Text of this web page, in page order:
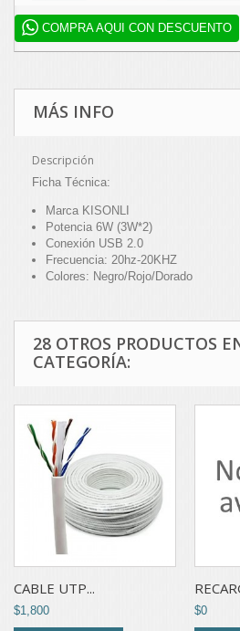
COMPRA AQUI CON DESCUENTO
MÁS INFO
Descripción
Ficha Técnica:
Marca KISONLI
Potencia 6W (3W*2)
Conexión USB 2.0
Frecuencia: 20hz-20KHZ
Colores: Negro/Rojo/Dorado
28 OTROS PRODUCTOS
CATEGORÍA:
CABLE UTP...
$1,800 $0